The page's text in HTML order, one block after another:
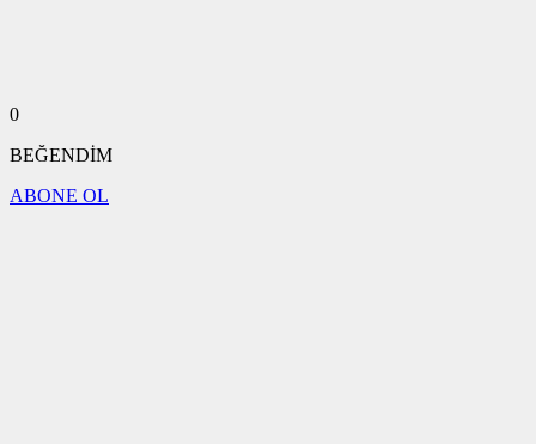
0
BEĞENDİM
ABONE OL